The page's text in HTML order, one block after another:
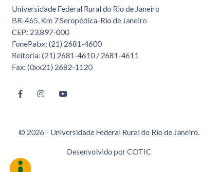
Universidade Federal Rural do Rio de Janeiro
BR-465, Km 7 Seropédica-Rio de Janeiro
CEP: 23.897-000
FonePabx: (21) 2681-4600
Reitoria: (21) 2681-4610 / 2681-4611
Fax: (0xx21) 2682-1120
© 2026 - Universidade Federal Rural do Rio de Janeiro.
Desenvolvido porCOTIC